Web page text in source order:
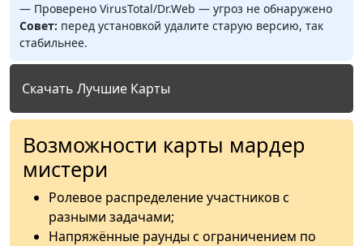
— Проверено VirusTotal/Dr.Web — угроз не обнаружено
Совет: перед установкой удалите старую версию, так
стабильнее.
Скачать Лучшие Карты
Возможности карты мардер
мистери
Ролевое распределение участников с
разными задачами;
Напряжённые раунды с ограничением по